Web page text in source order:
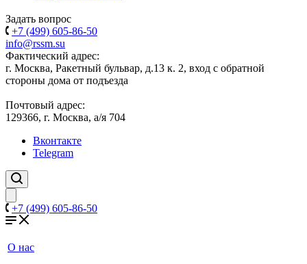
Задать вопрос
+7 (499) 605-86-50
info@rssm.su
Фактический адрес:
г. Москва, Ракетный бульвар, д.13 к. 2, вход с обратной
стороны дома от подъезда
Почтовый адрес:
129366, г. Москва, а/я 704
Вконтакте
Telegram
+7 (499) 605-86-50
О нас